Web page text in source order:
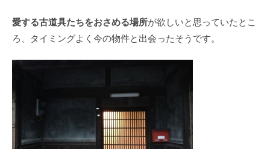
愛する古道具たちをおさめる場所が欲しいと思っていたとこ
ろ、タイミングよく今の物件と出会ったそうです。